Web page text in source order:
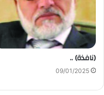
(نافذة) ..
09/01/2025